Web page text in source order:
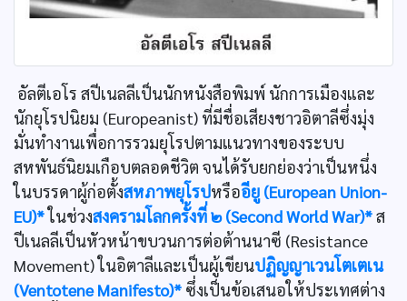
อัลตีเอโร สปีเนลลีเป็นนักหนังสือพิมพ์ นักการเมืองและ
นักยุโรปนิยม (Europeanist) ที่มีชื่อเสียงชาวอิตาลีซึ่งมุ่ง
มั่นทำงานเพื่อการรวมยุโรปตามแนวทางของระบบ
สหพันธ์นิยมเกือบตลอดชีวิต จนได้รับยกย่องว่าเป็นหนึ่ง
ในบรรดาผู้ก่อตั้งสหภาพยุโรปหรืออียู (European Union-
EU)*ในช่วงสงครามโลกครั้งที่ ๒ (Second World War)*ส
ปีเนลลีเป็นหัวหน้าขบวนการต่อต้านนาซี (Resistance
Movement) ในอิตาลีและเป็นผู้เขียนปฏิญญาเวนโตเตเน
(Ventotene Manifesto)* ซึ่งเป็นข้อเสนอให้ประเทศต่าง